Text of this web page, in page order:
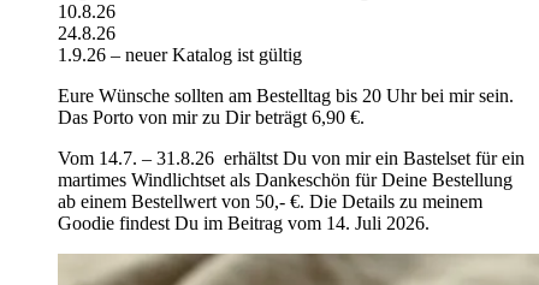
10.8.26
24.8.26
1.9.26 – neuer Katalog ist gültig
Eure Wünsche sollten am Bestelltag bis 20 Uhr bei mir sein.
Das Porto von mir zu Dir beträgt 6,90 €.
Vom 14.7. – 31.8.26 erhältst Du von mir ein Bastelset für ein
martimes Windlichtset als Dankeschön für Deine Bestellung
ab einem Bestellwert von 50,- €. Die Details zu meinem
Goodie findest Du im Beitrag vom 14. Juli 2026.